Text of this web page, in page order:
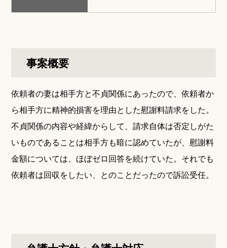
事案概要
依頼者の妻は相手方と不貞関係にあったので、依頼者か
ら相手方に精神的損害を理由とした慰謝料請求をした。
不貞関係の内容や経緯からして、請求自体は否定しがた
いものであることは相手方も暗に認めていたが、慰謝料
金額については、ほぼゼロ回答を続けていた。それでも
依頼者は回収をしたい、とのことだったので訴訟受任。